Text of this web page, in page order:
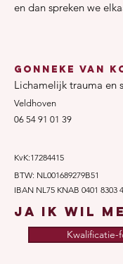
en dan spreken we
​Gonneke van
Lichamelijk trauma en
Veldhoven
06 54 91 01 39
KvK:17284415
BTW: NL001689279B51
IBAN NL75 KNAB 0401 8303
Ja ik wil
Kwalificatie-